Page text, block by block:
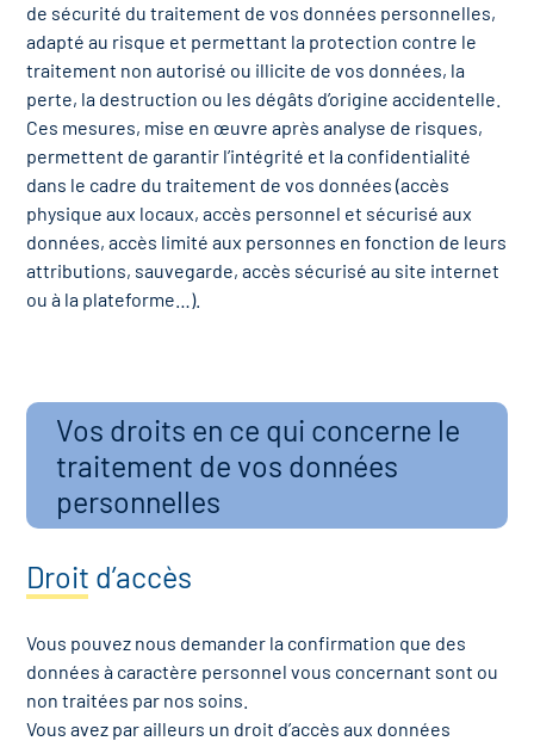
de sécurité du traitement de vos données personnelles,
adapté au risque et permettant la protection contre le
traitement non autorisé ou illicite de vos données, la
perte, la destruction ou les dégâts d’origine accidentelle.
Ces mesures, mise en œuvre après analyse de risques,
permettent de garantir l’intégrité et la confidentialité
dans le cadre du traitement de vos données (accès
physique aux locaux, accès personnel et sécurisé aux
données, accès limité aux personnes en fonction de leurs
attributions, sauvegarde, accès sécurisé au site internet
ou à la plateforme…).
Vos droits en ce qui concerne le
traitement de vos données
personnelles
Droit d’accès
Vous pouvez nous demander la confirmation que des
données à caractère personnel vous concernant sont ou
non traitées par nos soins.
Vous avez par ailleurs un droit d’accès aux données